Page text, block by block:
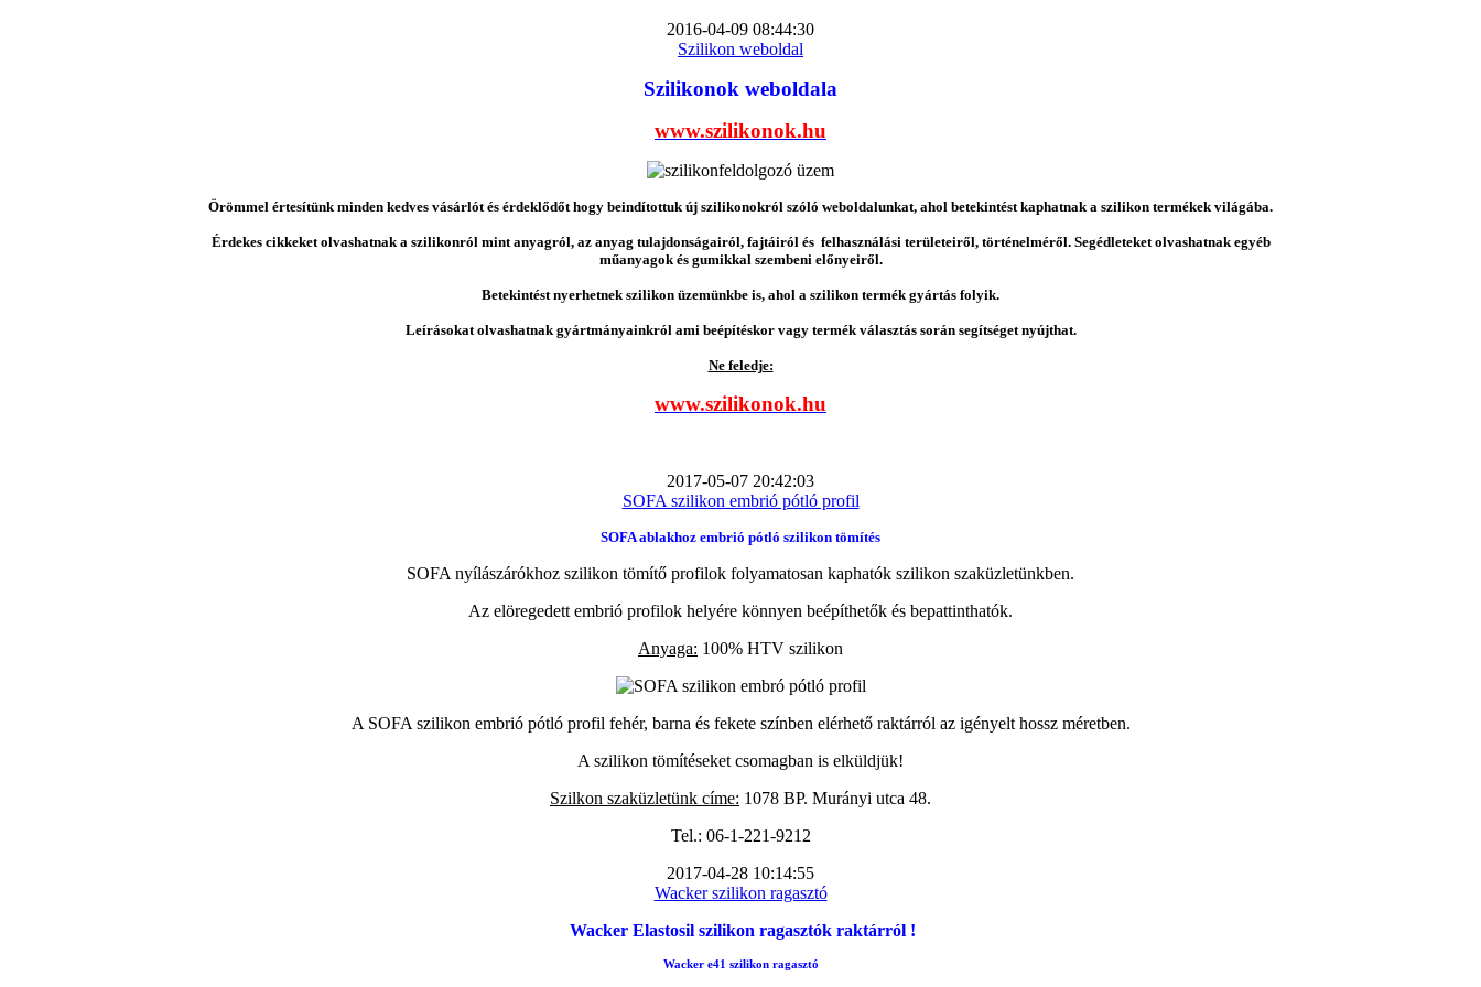
2016-04-09 08:44:30
Szilikon weboldal
Szilikonok weboldala
www.szilikonok.hu
Örömmel értesítünk minden kedves vásárlót és érdeklődőt hogy beindítottuk új szilikonokról szóló weboldalunkat, ahol betekintést kaphatnak a szilikon termékek világába.
Érdekes cikkeket olvashatnak a szilikonról mint anyagról, az anyag tulajdonságairól, fajtáiról és felhasználási területeiről, történelméről. Segédleteket olvashatnak egyéb
műanyagok és gumikkal szembeni előnyeiről.
Betekintést nyerhetnek szilikon üzemünkbe is, ahol a szilikon termék gyártás folyik.
Leírásokat olvashatnak gyártmányainkról ami beépítéskor vagy termék választás során segítséget nyújthat.
Ne feledje:
www.szilikonok.hu
2017-05-07 20:42:03
SOFA szilikon embrió pótló profil
SOFA ablakhoz embrió pótló szilikon tömítés
SOFA nyílászárókhoz szilikon tömítő profilok folyamatosan kaphatók szilikon szaküzletünkben.
Az elöregedett embrió profilok helyére könnyen beépíthetők és bepattinthatók.
Anyaga: 100% HTV szilikon
A SOFA szilikon embrió pótló profil fehér, barna és fekete színben elérhető raktárról az igényelt hossz méretben.
A szilikon tömítéseket csomagban is elküldjük!
Szilkon szaküzletünk címe: 1078 BP. Murányi utca 48.
Tel.: 06-1-221-9212
2017-04-28 10:14:55
Wacker szilikon ragasztó
Wacker Elastosil szilikon ragasztók raktárról !
Wacker e41 szilikon ragasztó